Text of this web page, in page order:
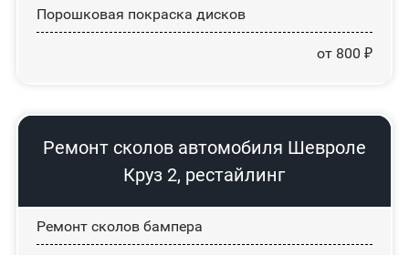
Порошковая покраска дисков
от 800 ₽
Ремонт сколов автомобиля Шевроле
Круз 2, рестайлинг
Ремонт сколов бампера